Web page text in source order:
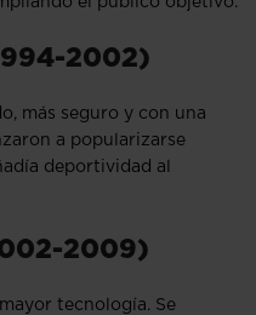
2002)
más seguro y con una
a popularizarse
deportividad al
2009)
tecnología. Se